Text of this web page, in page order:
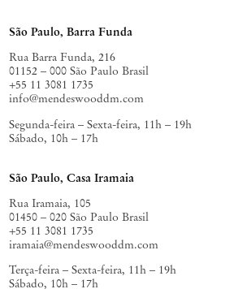
São Paulo, Barra Funda
Rua Barra Funda, 216
01152 – 000 São Paulo Brasil
+55 11 3081 1735
info@mendeswooddm.com
Segunda-feira – Sexta-feira, 11h – 19h
Sábado, 10h – 17h
São Paulo, Casa Iramaia
Rua Iramaia, 105
01450 – 020 São Paulo Brasil
+55 11 3081 1735
iramaia@mendeswooddm.com
Terça-feira – Sexta-feira, 11h – 19h
Sábado, 10h – 17h